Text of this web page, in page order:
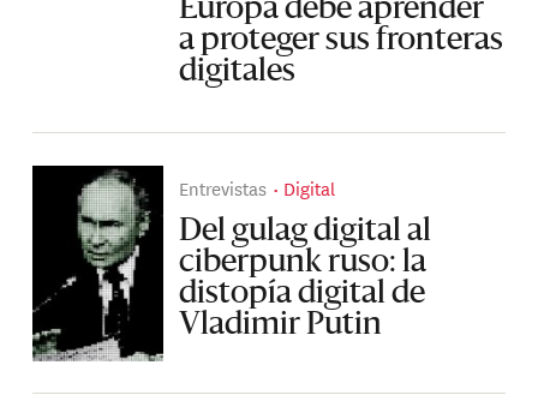
Europa debe aprender
a proteger sus fronteras
digitales
Entrevistas Digital
Del gulag digital al
ciberpunk ruso: la
distopía digital de
Vladimir Putin